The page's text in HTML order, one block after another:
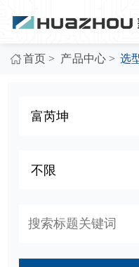
首页 > 产品中心 > 选